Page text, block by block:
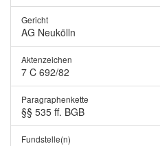
Gericht
AG Neukölln
Aktenzeichen
7 C 692/82
Paragraphenkette
§§ 535 ff. BGB
Fundstelle(n)